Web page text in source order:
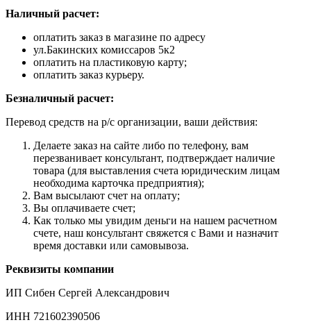
Наличный расчет:
оплатить заказ в магазине по адресу
ул.Бакинских комиссаров 5к2
оплатить на пластиковую карту;
оплатить заказ курьеру.
Безналичный расчет:
Перевод средств на р/с организации, ваши действия:
Делаете заказ на сайте либо по телефону, вам
перезванивает консультант, подтверждает наличие
товара (для выставления счета юридическим лицам
необходима карточка предприятия);
Вам высылают счет на оплату;
Вы оплачиваете счет;
Как только мы увидим деньги на нашем расчетном
счете, наш консультант свяжется с Вами и назначит
время доставки или самовывоза.
Реквизиты компании
ИП Сибен Сергей Александрович
ИНН 721602390506